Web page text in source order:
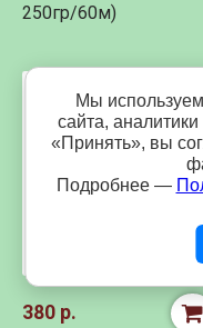
250гр/60м)
380 р.
Мы
сайта,
«Принять», вы
Подробнее —